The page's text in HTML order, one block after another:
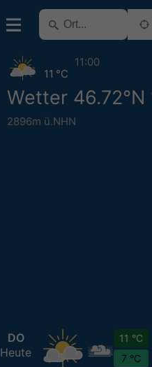
Wetter 46.72°N
2896m ü.NHN
11 °C
11:00
DO
Heute
11 °C
7 °C